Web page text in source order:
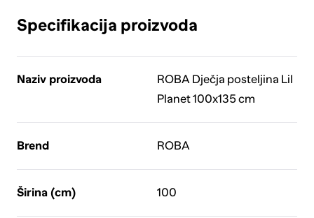
Specifikacija proizvoda
Naziv proizvoda
ROBA Dječja posteljina Lil
Planet 100x135 cm
Brend ROBA
Širina (cm) 100